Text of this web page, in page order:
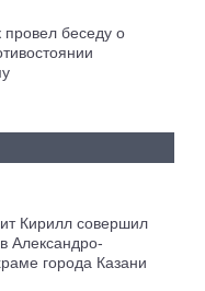
беседу о
Кирилл совершил
Александро-
города Казани